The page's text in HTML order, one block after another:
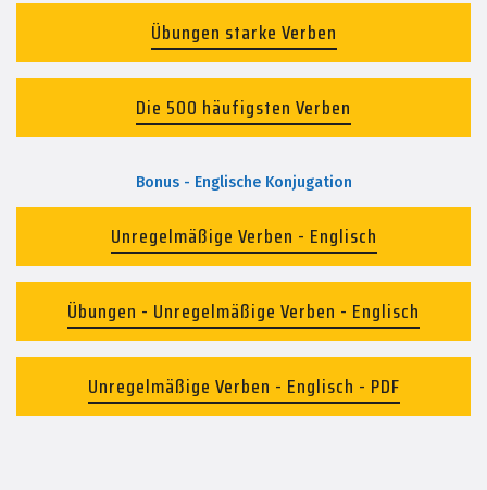
Übungen starke Verben
Die 500 häufigsten Verben
Bonus - Englische Konjugation
Unregelmäßige Verben - Englisch
Übungen - Unregelmäßige Verben - Englisch
Unregelmäßige Verben - Englisch - PDF